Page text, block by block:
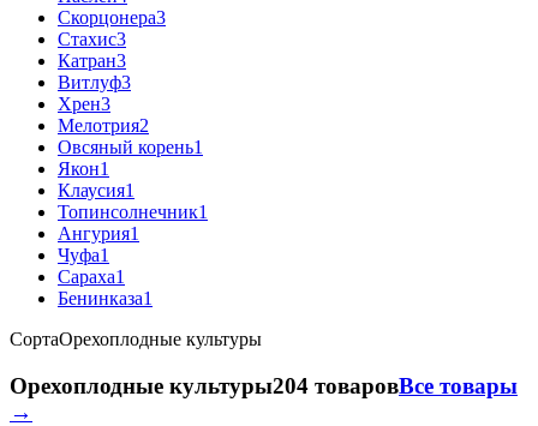
Скорцонера3
Стахис3
Катран3
Витлуф3
Хрен3
Мелотрия2
Овсяный корень1
Якон1
Клаусия1
Топинсолнечник1
Ангурия1
Чуфа1
Сараха1
Бенинказа1
СортаОрехоплодные культуры
Орехоплодные культуры204 товаровВсе товары
→